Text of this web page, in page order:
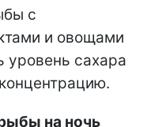
с
и овощами
уровень сахара
концентрацию.
на ночь